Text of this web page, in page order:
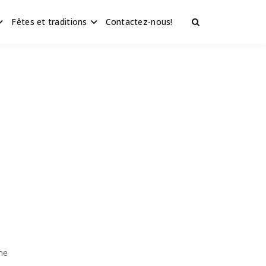
Fêtes et traditions Contactez-nous!